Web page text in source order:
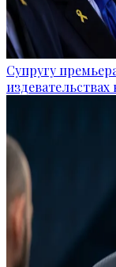
Супругу